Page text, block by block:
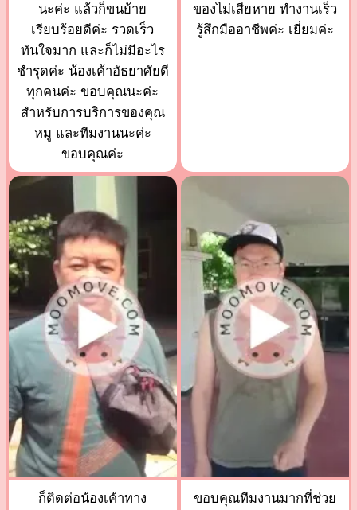
นะค่ะ แล้วก็ขนย้าย
เรียบร้อยดีค่ะ รวดเร็ว
ทันใจมาก และก็ไม่มีอะไร
ชำรุดค่ะ น้องเค้าอัธยาศัยดี
ทุกคนค่ะ ขอบคุณนะค่ะ
สำหรับการบริการของคุณ
หมู และทีมงานนะค่ะ
ขอบคุณค่ะ
ของไม่เสียหาย ทำงานเร็ว
รู้สึกมืออาชีพค่ะ เยี่ยมค่ะ
ก็ติดต่อน้องเค้าทาง
ขอบคุณทีมงานมากที่ช่วย